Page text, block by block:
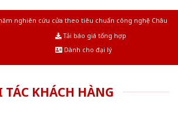
nghiên cứu cửa theo tiêu chuẩn công nghệ Châu
Tải báo giá tổng hợp
Dành cho đại lý
KHÁCH HÀNG